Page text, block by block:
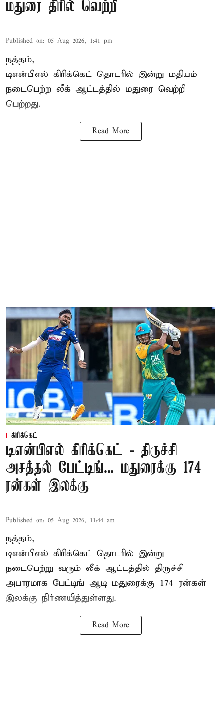
மதுரை திரில் வெற்றி
Published on: 05 Aug 2026, 1:41 pm
நத்தம்,
டிஎன்பிஎல் கிரிக்கெட் தொடரில் இன்று மதியம்
நடைபெற்ற லீக் ஆட்டத்தில் மதுரை வெற்றி
பெற்றது.
Read More
கிரிக்கெட்
டிஎன்பிஎல் கிரிக்கெட் - திருச்சி
அசத்தல் பேட்டிங்... மதுரைக்கு 174
ரன்கள் இலக்கு
Published on: 05 Aug 2026, 11:44 am
நத்தம்,
டிஎன்பிஎல் கிரிக்கெட் தொடரில் இன்று
நடைபெற்று வரும் லீக் ஆட்டத்தில் திருச்சி
அபாரமாக பேட்டிங் ஆடி மதுரைக்கு 174 ரன்கள்
இலக்கு நிர்ணயித்துள்ளது.
Read More